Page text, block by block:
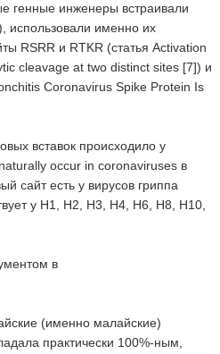
генные инженеры встраивали
использовали именно их
RSRR и RTKR (статья Activation
cleavage at two distinct sites [7]) и
Coronavirus Spike Protein Is
вставок происходило у
occur in coronaviruses в
сайт есть у вирусов гриппа
у H1, H2, H3, H4, H6, H8, H10,
в
(именно малайские)
практически 100%-ным,